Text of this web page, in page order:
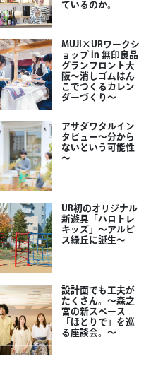
ているのか。
MUJI×URワークシ
ョップ in 無印良品
グランフロント大
阪～消しゴムはん
こでつくるカレン
ダーづくり～
アサダワタルイン
タビュー～分から
ないという可能性
～
UR初のオリジナル
新遊具「ハロトレ
キッズ」～アルビ
ス緑丘に誕生～
設計面でも工夫が
たくさん。～森之
宮の新スペース
「ほとりで」を巡
る座談会。～